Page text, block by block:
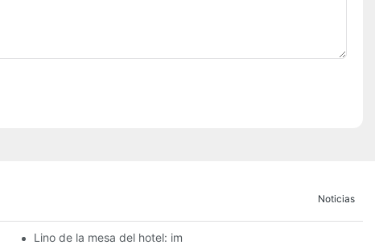
Noticias
para eventos de catering?
Lino de la mesa del hotel: impresionante ropa de mesa para la